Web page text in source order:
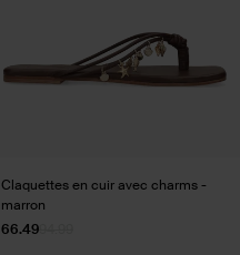
Claquettes en cuir avec charms -
marron
66.49